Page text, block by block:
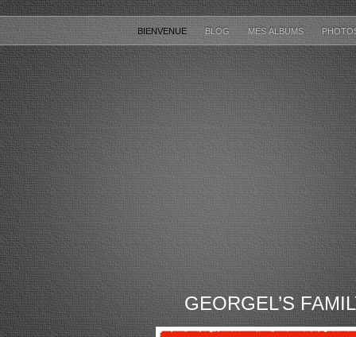
BIENVENUE BLOG MES ALBUMS
GEORGEL’S